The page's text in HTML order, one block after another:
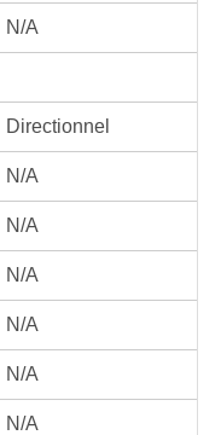
N/A
Directionnel
N/A
N/A
N/A
N/A
N/A
N/A